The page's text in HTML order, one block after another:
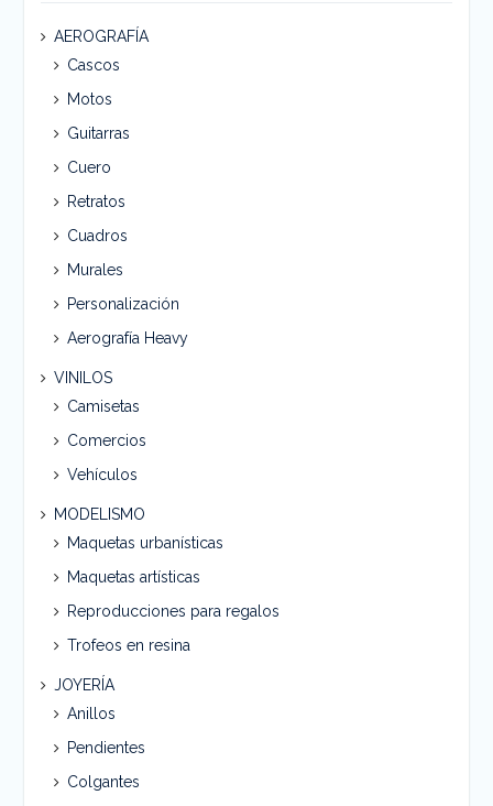
AEROGRAFÍA
Cascos
Motos
Guitarras
Cuero
Retratos
Cuadros
Murales
Personalización
Aerografía Heavy
VINILOS
Camisetas
Comercios
Vehículos
MODELISMO
Maquetas urbanísticas
Maquetas artísticas
Reproducciones para regalos
Trofeos en resina
JOYERÍA
Anillos
Pendientes
Colgantes